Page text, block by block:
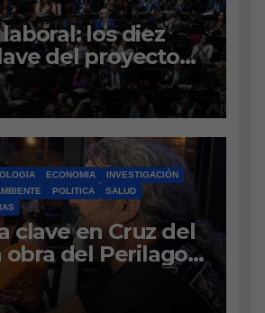
los diez
del proyecto
al SenadoTras
en Diputados, la
Poder Ejecutivo
Cámara alta.
período de
entre los
ECONOMIA
INVESTIGACIÓN
POLITICA
SALUD
clave en Cruz del
obra del Perilago:
el